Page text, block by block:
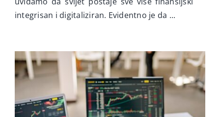
integrisan i digitaliziran. Evidentno je da ...